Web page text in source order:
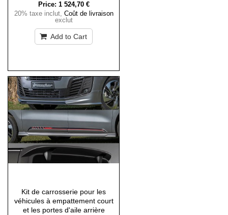
Price: 1 524,70 €
20% taxe inclut, Coût de livraison
exclut
Add to Cart
Kit de carrosserie pour les
véhicules à empattement court
et les portes d'aile arrière